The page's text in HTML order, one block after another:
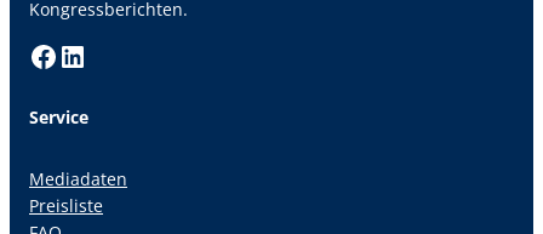
Kongressberichten.
Facebook LinkedIn
Service
Mediadaten
Preisliste